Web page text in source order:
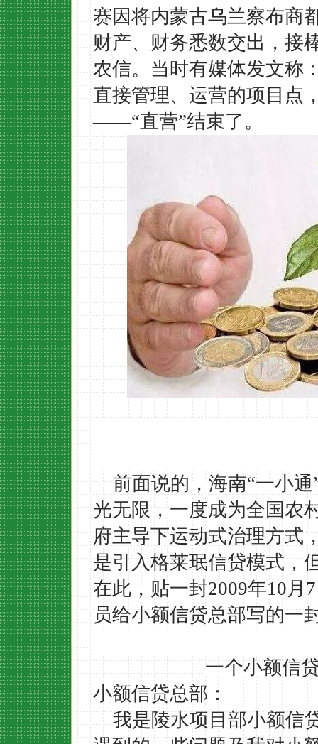
赛因将内蒙古乌兰察布商
财产、财务悉数交出，接
农信。 当时有媒体发文称
直接管理、运营的项目点
——“直营”结束了。
前面说的，海南“一小
光无限，一度成为全国农
府主导下运动式治理方式
是引入格莱珉信贷模式，
在此，贴一封2009年10月
员给小额信贷总部写的一
一个小额信
小额信贷总部：
我是陵水项目部小额信